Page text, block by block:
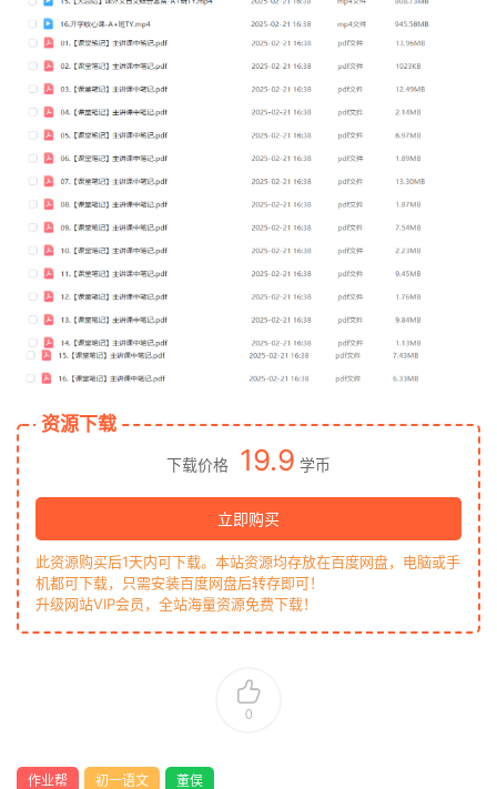
资源下载
下载价格 19.9 学币
立即购买
此资源购买后1天内可下载。本站资源均存放在百度网盘，电脑或手
机都可下载，只需安装百度网盘后转存即可！
升级网站VIP会员，全站海量资源免费下载！
0
作业帮 初一语文 董俣